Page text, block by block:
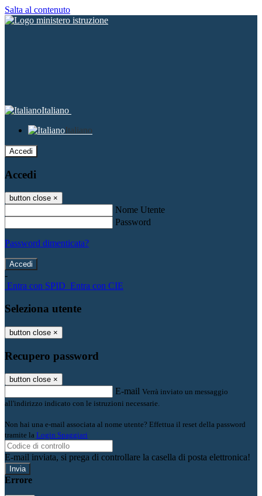
Salta al contenuto
Italiano
Italiano
Accedi
Accedi
button close ×
Nome Utente
Password
Password dimenticata?
-
Entra con SPID Entra con CIE
Seleziona utente
button close ×
Recupero password
button close ×
E-mail Verrà inviato un messaggio
all'indirizzo indicato con le istruzioni necessarie.
Non hai una e-mail associata al nome utente? Effettua il reset della password
tramite la Login Spaggiari
E-mail inviata, si prega di controllare la casella di posta elettronica!
Errore